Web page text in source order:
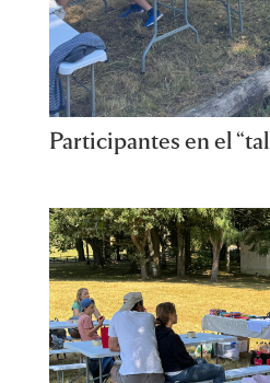
Participantes en el